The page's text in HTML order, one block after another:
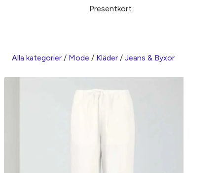
Presentkort
Alla kategorier / Mode / Kläder / Jeans & Byxor